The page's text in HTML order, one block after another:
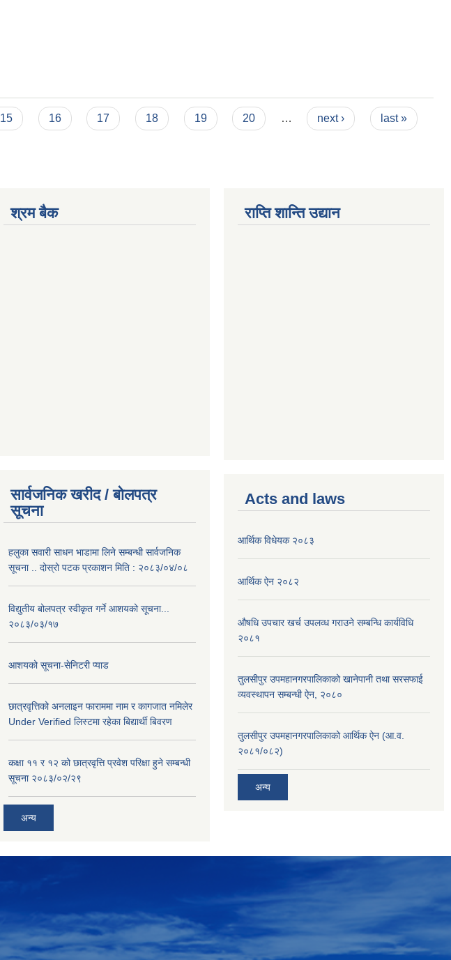
15 16 17 18 19 20 … next › last »
श्रम बैक
सार्वजनिक खरीद / बोलपत्र
सूचना
हलुका सवारी साधन भाडामा लिने सम्बन्धी सार्वजनिक
सूचना .. दोस्रो पटक प्रकाशन मिति : २०८३/०४/०८
विद्युतीय बोलपत्र स्वीकृत गर्ने आशयको सूचना...
२०८३/०३/१७
आशयको सूचना-सेनिटरी प्याड
छात्रवृत्तिको अनलाइन फाराममा नाम र कागजात नमिलेर
Under Verified लिस्टमा रहेका बिद्यार्थी बिवरण
कक्षा ११ र १२ को छात्रवृत्ति प्रवेश परिक्षा हुने सम्बन्धी
सूचना २०८३/०२/२९
अन्य
राप्ति शान्ति उद्यान
Acts and laws
आर्थिक विधेयक २०८३
आर्थिक ऐन २०८२
औषधि उपचार खर्च उपलव्ध गराउने सम्बन्धि कार्यविधि
२०८१
तुलसीपुर उपमहानगरपालिकाको खानेपानी तथा सरसफाई
व्यवस्थापन सम्बन्धी ऐन, २०८०
तुलसीपुर उपमहानगरपालिकाको आर्थिक ऐन (आ.व.
२०८१/०८२)
अन्य